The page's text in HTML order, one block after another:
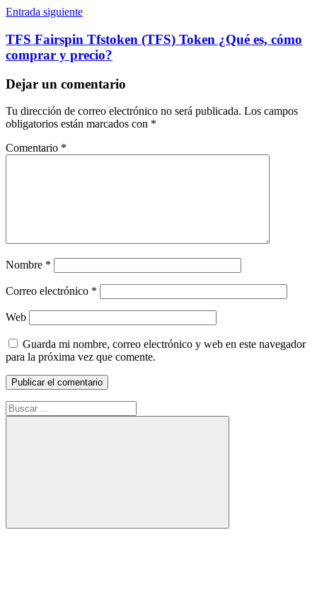
Entrada siguiente
TFS Fairspin Tfstoken (TFS) Token ¿Qué es, cómo
comprar y precio?
Dejar un comentario
Tu dirección de correo electrónico no será publicada. Los campos
obligatorios están marcados con *
Comentario *
Nombre *
Correo electrónico *
Web
Guarda mi nombre, correo electrónico y web en este navegador
para la próxima vez que comente.
Buscar:
Buscar